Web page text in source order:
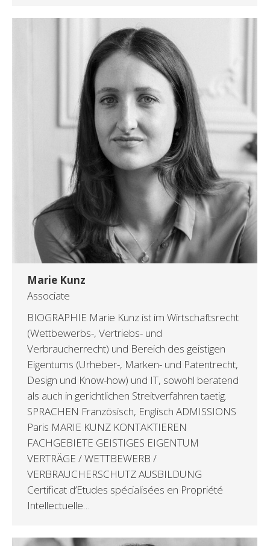
Marie Kunz
Associate
BIOGRAPHIE Marie Kunz ist im Wirtschaftsrecht
(Wettbewerbs-, Vertriebs- und
Verbraucherrecht) und Bereich des geistigen
Eigentums (Urheber-, Marken- und Patentrecht,
Design und Know-how) und IT, sowohl beratend
als auch in gerichtlichen Streitverfahren taetig.
SPRACHEN Französisch, Englisch ADMISSIONS
Paris MARIE KUNZ KONTAKTIEREN
FACHGEBIETE GEISTIGES EIGENTUM
VERTRÄGE / WETTBEWERB /
VERBRAUCHERSCHUTZ AUSBILDUNG
Certificat d’Etudes spécialisées en Propriété
Intellectuelle…